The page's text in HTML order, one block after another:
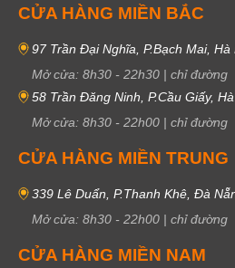
CỬA HÀNG MIỀN BẮC
97 Trần Đại Nghĩa, P.Bạch Mai, Hà
Mở cửa: 8h30 - 22h30 | chỉ đường
58 Trần Đăng Ninh, P.Cầu Giấy,
Mở cửa: 8h30 - 22h00 | chỉ đường
CỬA HÀNG MIỀN TRUNG
339 Lê Duẩn, P.Thanh Khê, Đà
Mở cửa: 8h30 - 22h00 | chỉ đường
CỬA HÀNG MIỀN NAM